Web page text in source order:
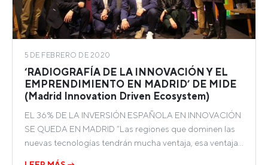
5 DE FEBRERO DE 2020
‘RADIOGRAFÍA DE LA INNOVACIÓN Y EL
EMPRENDIMIENTO EN MADRID’ DE MIDE
(Madrid Innovation Driven Ecosystem)
EL 36% DE LA INVERSIÓN ESPAÑOLA EN INNOVACIÓN
SE QUEDA EN MADRID “Las regiones que dominen las
nuevas tecnologías tendrán mucha ventaja, esa ventaja…